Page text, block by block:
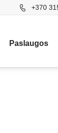
+370
Paslaugos